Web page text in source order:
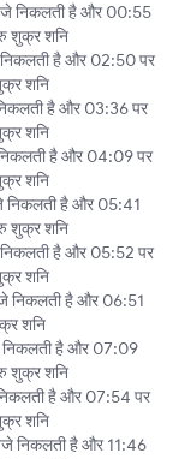
निकलती है और 00:55
शुक्र शनि
है और 02:50 पर
शनि
है और 03:36 पर
शनि
है और 04:09 पर
शनि
है और 05:41
शुक्र शनि
है और 05:52 पर
शनि
है और 06:51
शनि
है और 07:09
शुक्र शनि
है और 07:54 पर
शनि
निकलती है और 11:46